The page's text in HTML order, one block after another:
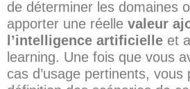
de déterminer les domaines
apporter une réelle valeur
l’intelligence artificielle et
learning. Une fois que vous
cas d’usage pertinents,